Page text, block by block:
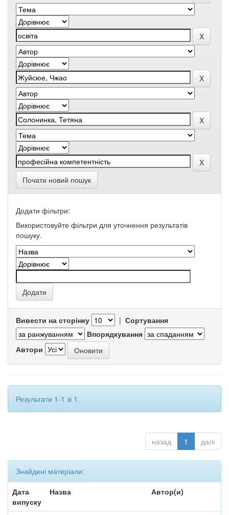
Почати новий пошук
Додати фільтри:
Використовуйте фільтри для уточнення результатів
пошуку.
Вивести на сторінку | Сортування
Впорядкування
Автори
Результати 1-1 зі 1.
назад 1 далі
Знайдені матеріали:
Дата
випуску
Назва Автор(и)